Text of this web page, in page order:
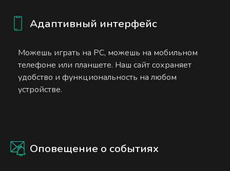
Адаптивный интерфейс
Можешь играть на PC, можешь на мобильном
телефоне или планшете. Наш сайт сохраняет
удобство и функциональность на любом
устройстве.
Оповещение о событиях